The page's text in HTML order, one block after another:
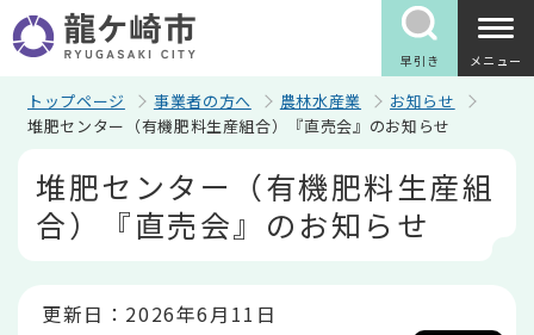
の
ペ
早引き メニュー
トップページ 事業者の方へ 農林水産業
お知らせ
堆肥センター（有機肥料生産組合）『直売会』のお知らせ
堆肥センター（有機肥料生産組
合）『直売会』のお知らせ
更新日：2026年6月11日